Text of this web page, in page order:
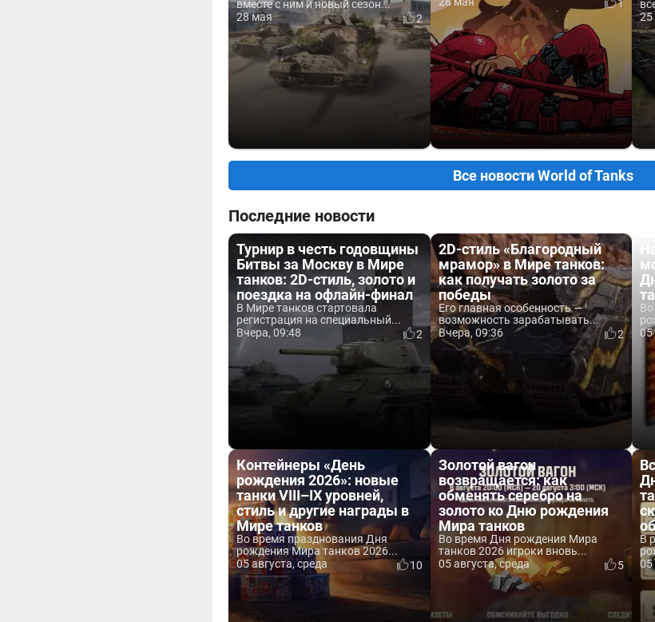
вместе с ним и новый сезон...
28 мая
2
1
Все новости World of Tanks
Последние новости
Турнир в честь годовщины
Битвы за Москву в Мире
танков: 2D-стиль, золото и
поездка на офлайн-финал
В Мире танков стартовала
регистрация на специальный...
Вчера, 09:48
2
2D-стиль «Благородный
мрамор» в Мире танков:
как получать золото за
победы
Его главная особенность —
возможность зарабатывать...
Вчера, 09:36
2
05
Контейнеры «День
рождения 2026»: новые
танки VIII–IX уровней,
стиль и другие награды в
Мире танков
Во время празднования Дня
рождения Мира танков 2026...
05 августа, среда
10
Золотой вагон
возвращается: как
обменять серебро на
золото ко Дню рождения
Мира танков
Во время Дня рождения Мира
танков 2026 игроки вновь...
05 августа, среда
5
В
05